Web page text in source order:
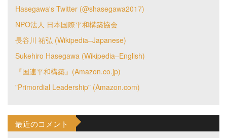
Hasegawa's Twitter (@shasegawa2017)
NPO法人 日本国際平和構築協会
長谷川 祐弘 (Wikipedia–Japanese)
Sukehiro Hasegawa (Wikipedia–English)
『国連平和構築』(Amazon.co.jp)
"Primordial Leadership" (Amazon.com)
最近のコメント